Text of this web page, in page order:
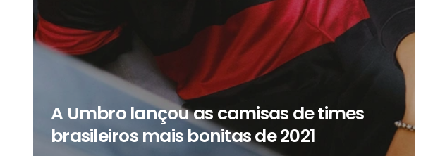
A Umbro lançou as camisas de times
brasileiros mais bonitas de 2021